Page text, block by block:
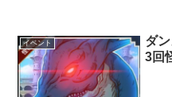
イベント
ダ
3回